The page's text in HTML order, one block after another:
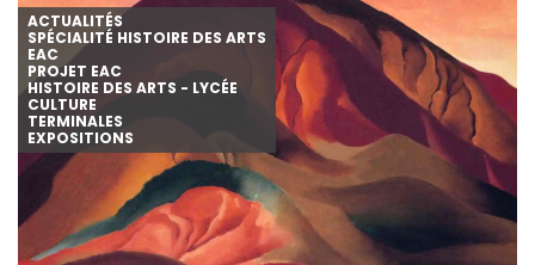
ACTUALITÉS
SPÉCIALITÉ HISTOIRE DES ARTS
EAC
PROJET EAC
HISTOIRE DES ARTS - LYCÉE
CULTURE
TERMINALES
EXPOSITIONS